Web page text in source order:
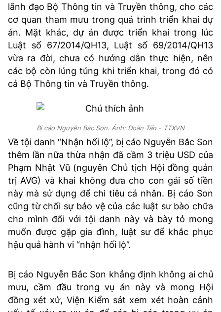
lãnh đạo Bộ Thông tin và Truyền thông, cho các
cơ quan tham mưu trong quá trình triển khai dự
án. Mặt khác, dự án được triển khai trong lúc
Luật số 67/2014/QH13, Luật số 69/2014/QH13
vừa ra đời, chưa có hướng dẫn thực hiện, nên
các bộ còn lúng túng khi triển khai, trong đó có
cả Bộ Thông tin và Truyền thông.
Bị cáo Nguyễn Bắc Son. Ảnh: Doãn Tấn - TTXVN
Về tội danh “Nhận hối lộ”, bị cáo Nguyễn Bắc Son
thêm lần nữa thừa nhận đã cầm 3 triệu USD của
Phạm Nhật Vũ (nguyên Chủ tịch Hội đồng quản
trị AVG) và khai không đưa cho con gái số tiền
này mà sử dụng để chi tiêu cá nhân. Bị cáo Son
cũng từ chối sự bảo vệ của các luật sư bào chữa
cho mình đối với tội danh này và bày tỏ mong
muốn được gặp gia đình, luật sư để khắc phục
hậu quả hành vi “nhận hối lộ”.
Bị cáo Nguyễn Bắc Son khẳng định không ai chủ
mưu, cầm đầu trong vụ án này và mong Hội
đồng xét xử, Viện Kiểm sát xem xét hoàn cảnh